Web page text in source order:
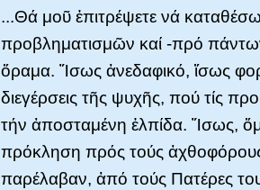
...Θά μοῦ ἐπιτρέψετε νά
προβληματισμῶν καί -πρό
ὅραμα. Ἴσως ἀνεδαφικό, ἴσως
διεγέρσεις τῆς ψυχῆς, πού τίς
τήν ἀποσταμένη ἐλπίδα. Ἴσως,
πρόκληση πρός τούς ἀχθοφόρους
παρέλαβαν, ἀπό τούς Πατέρες